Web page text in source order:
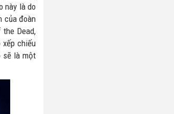
này là do
của đoàn
Dead,
chiếu
sẽ là một